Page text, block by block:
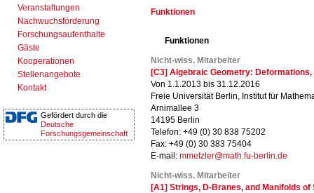
Veranstaltungen
Nachwuchsförderung
Forschungsaufenthalte
Gäste
Kooperationen
Stellenangebote
Kontakt
Gefördert durch die
Deutsche
Forschungsgemeinschaft
Funktionen
Funktionen
Nicht-wiss. Mitarbeiter
[C3] Algebraic Geometry:
Von 1.1.2013 bis 31.12.2016
Freie Universität Berlin, Institut für
Arnimallee 3
14195 Berlin
Telefon: +49 (0) 30 838 75202
Fax: +49 (0) 30 383 75404
E-mail: mmetzler@math.fu-berlin.de
Nicht-wiss. Mitarbeiter
[A1] Strings, D-Branes, and Manifolds of